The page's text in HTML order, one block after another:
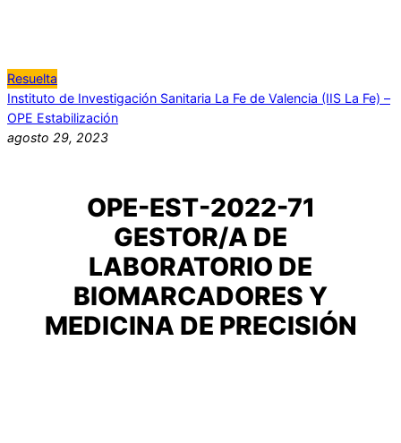
Resuelta
Instituto de Investigación Sanitaria La Fe de Valencia (IIS La Fe) –
OPE Estabilización
agosto 29, 2023
OPE-EST-2022-71
GESTOR/A DE
LABORATORIO DE
BIOMARCADORES Y
MEDICINA DE PRECISIÓN